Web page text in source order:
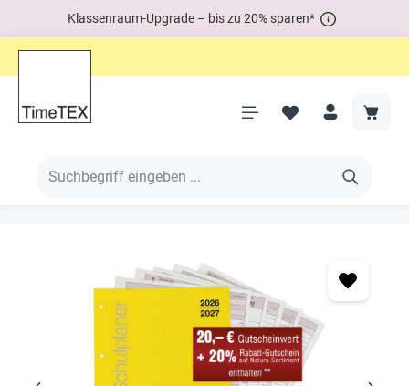
Klassenraum-Upgrade – bis zu 20% sparen*